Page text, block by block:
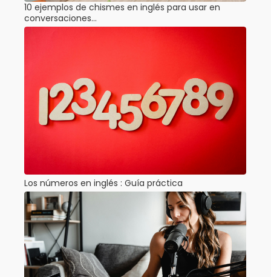
10 ejemplos de chismes en inglés para usar en
conversaciones…
Los números en inglés : Guía práctica